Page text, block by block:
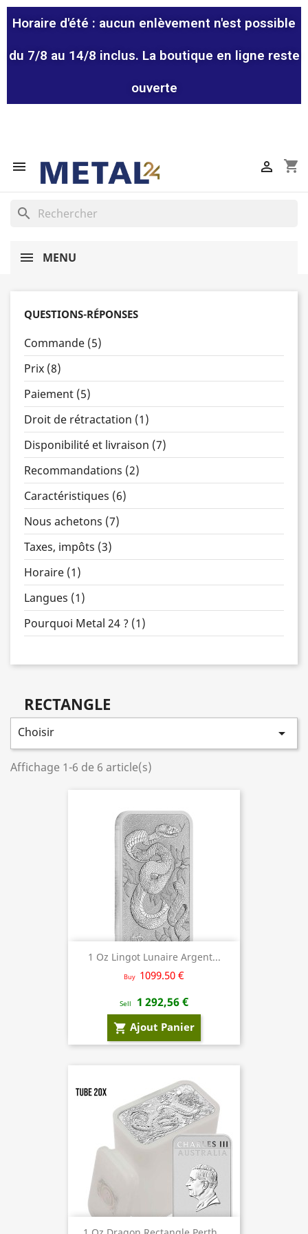
Horaire d'été : aucun enlèvement n'est possible
du 7/8 au 14/8 inclus. La boutique en ligne reste
ouverte
 shopping_cart

search
MENU
QUESTIONS-RÉPONSES
Commande (5)
Prix (8)
Paiement (5)
Droit de rétractation (1)
Disponibilité et livraison (7)
Recommandations (2)
Caractéristiques (6)
Nous achetons (7)
Taxes, impôts (3)
Horaire (1)
Langues (1)
Pourquoi Metal 24 ? (1)
RECTANGLE
Choisir 
Affichage 1-6 de 6 article(s)
1 Oz Lingot Lunaire Argent...
Buy 1099.50 €
Sell 1 292,56 €
shopping_cart Ajout Panier